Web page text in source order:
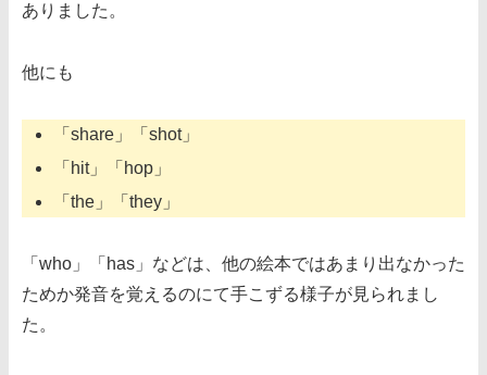
ありました。
他にも
「share」「shot」
「hit」「hop」
「the」「they」
「who」「has」などは、他の絵本ではあまり出なかった
ためか発音を覚えるのにて手こずる様子が見られまし
た。